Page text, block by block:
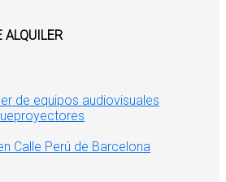
ALQUILER
de equipos audiovisuales
Calle Perú de Barcelona